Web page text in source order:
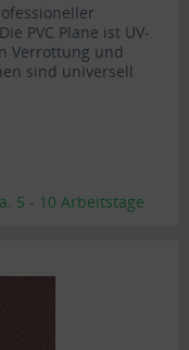
PVC Plane ist UV-
Verrottung und
sind universell
Gerne
5 - 10 Arbeitstage